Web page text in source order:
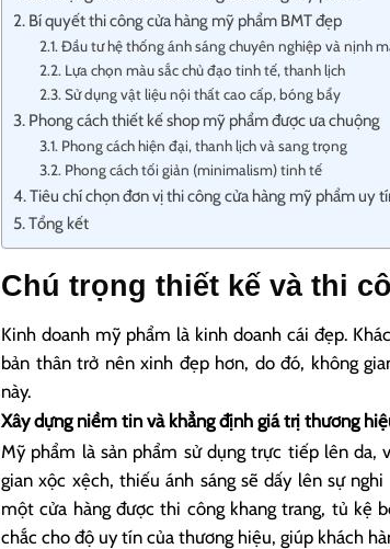
Bí quyết thi công cửa hàng mỹ phẩm BMT đẹp
Đầu tư hệ thống ánh sáng chuyên nghiệp và nịnh
Lựa chọn màu sắc chủ đạo tinh tế, thanh lịch
Sử dụng vật liệu nội thất cao cấp, bóng bẩy
Phong cách thiết kế shop mỹ phẩm được ưa chuộng
Phong cách hiện đại, thanh lịch và sang trọng
Phong cách tối giản (minimalism) tinh tế
Tiêu chí chọn đơn vị thi công cửa hàng mỹ phẩm uy
Tổng kết
Chú trọng thiết kế và thi
Kinh doanh mỹ phẩm là kinh doanh cái đẹp.
bản thân trở nên xinh đẹp hơn, do đó, không
này.
Xây dựng niềm tin và khẳng định giá trị thương
Mỹ phẩm là sản phẩm sử dụng trực tiếp lên da,
gian xộc xệch, thiếu ánh sáng sẽ dấy lên sự
một cửa hàng được thi công khang trang, tủ kệ
chắc cho độ uy tín của thương hiệu, giúp khách